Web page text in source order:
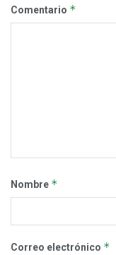
Comentario *
Nombre *
Correo electrónico *